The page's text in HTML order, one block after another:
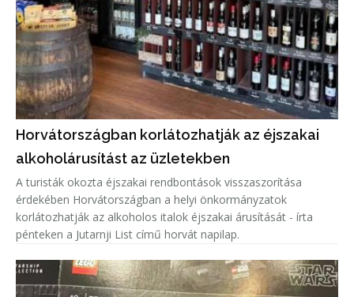
Horvátországban korlátozhatják az éjszakai
alkoholárusítást az üzletekben
A turisták okozta éjszakai rendbontások visszaszorítása
érdekében Horvátországban a helyi önkormányzatok
korlátozhatják az alkoholos italok éjszakai árusítását - írta
pénteken a Jutarnji List című horvát napilap.